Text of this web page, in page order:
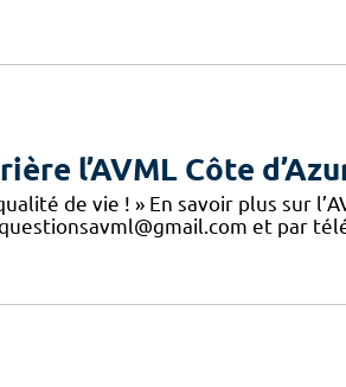
l’AVML Côte
de vie ! » En savoir plus sur
et par